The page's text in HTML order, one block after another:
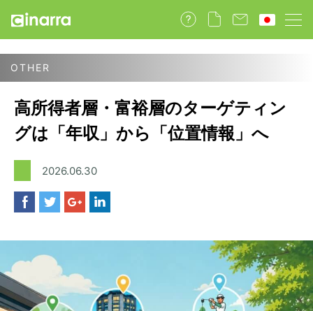
高所得者層・富裕層のターゲティン
グは「年収」から「位置情報」へ
2026.06.30